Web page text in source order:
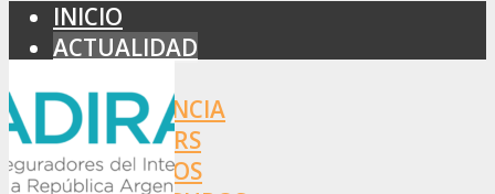
INICIO
ACTUALIDAD
ASISTENCIA
BROKERS
SEGUROS